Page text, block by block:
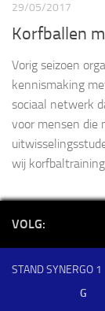
29/05/2017
Korfballen
Vorig seizoen
kennismaking
sociaal netwerk
voor mensen die
wij
VOLG:
STAND SYNERGO 1